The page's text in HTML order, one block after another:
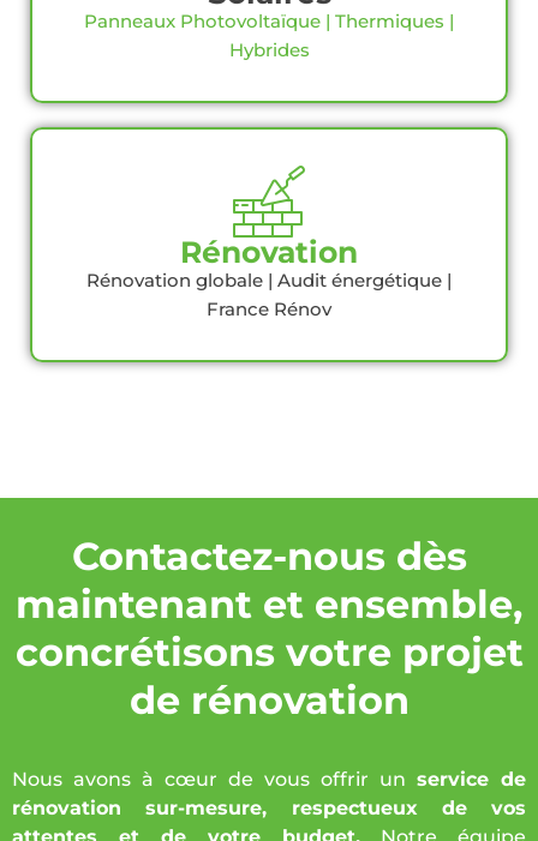
Panneaux Photovoltaïque | Thermiques |
Hybrides
Rénovation
Rénovation globale | Audit énergétique |
France Rénov
Contactez-nous dès
maintenant et ensemble,
concrétisons votre projet
de rénovation
Nous avons à cœur de vous offrir un service de
rénovation sur-mesure, respectueux de vos